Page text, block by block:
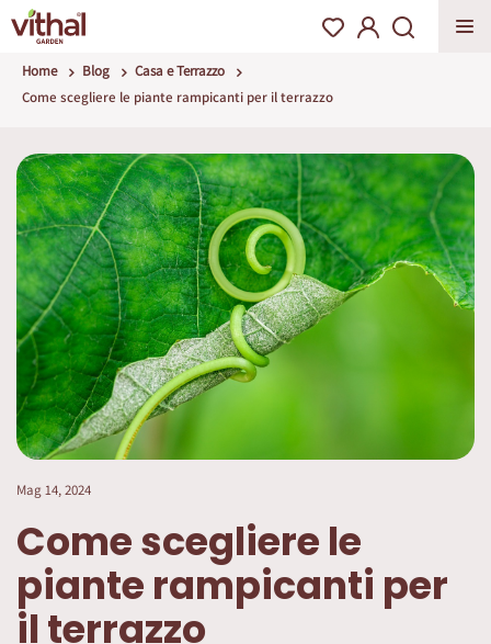
Home Blog
Casa e Terrazzo
Come scegliere le piante rampicanti per il terrazzo
Mag 14, 2024
Come scegliere le
piante rampicanti per
il terrazzo